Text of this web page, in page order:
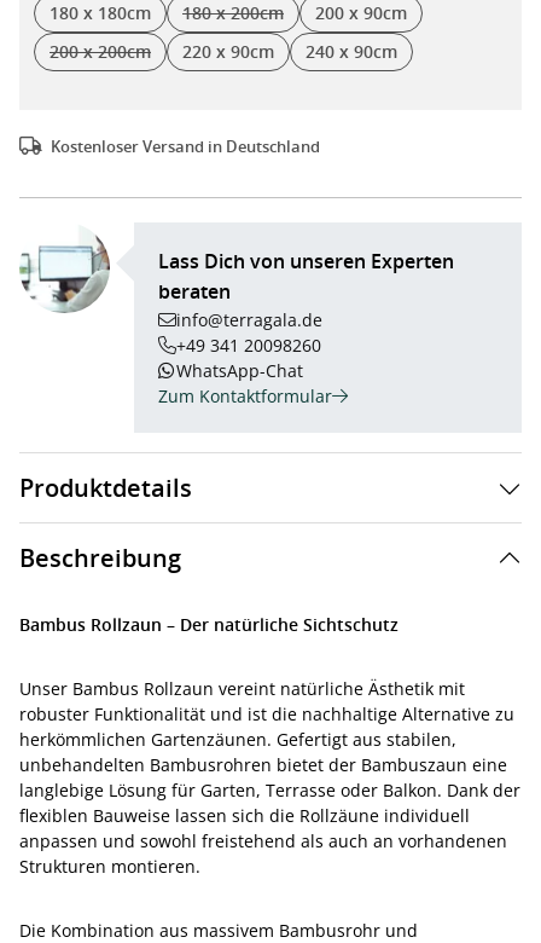
180 x 180cm
180 x 200cm
(Diese Option ist zurzeit nicht verfügbar.)
200 x 90cm
200 x 200cm
(Diese Option ist zurzeit nicht verfügbar.)
220 x 90cm 240 x 90cm
Kostenloser Versand in Deutschland
Lass Dich von unseren Experten
beraten
info@terragala.de
+49 341 20098260
WhatsApp-Chat
Zum Kontaktformular
Produktdetails
Beschreibung
Bambus Rollzaun – Der natürliche Sichtschutz
Unser Bambus Rollzaun vereint natürliche Ästhetik mit
robuster Funktionalität und ist die nachhaltige Alternative zu
herkömmlichen Gartenzäunen. Gefertigt aus stabilen,
unbehandelten Bambusrohren bietet der Bambuszaun eine
langlebige Lösung für Garten, Terrasse oder Balkon. Dank der
flexiblen Bauweise lassen sich die Rollzäune individuell
anpassen und sowohl freistehend als auch an vorhandenen
Strukturen montieren.
Die Kombination aus massivem Bambusrohr und